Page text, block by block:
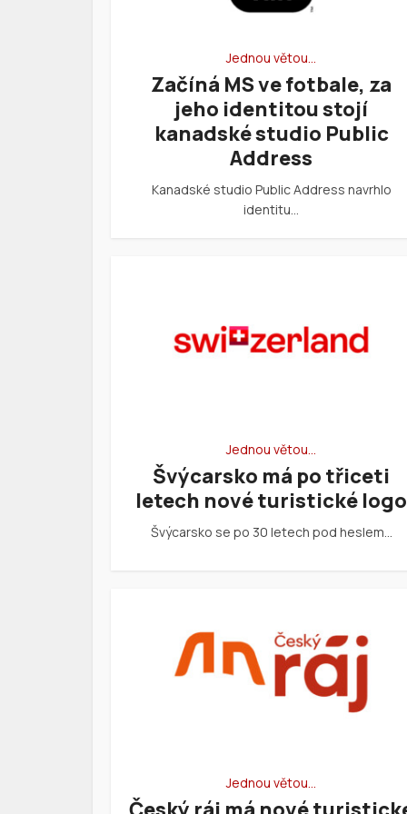
Jednou větou…
Začíná MS ve fotbale, za
jeho identitou stojí
kanadské studio Public
Address
Kanadské studio Public Address navrhlo
identitu…
Jednou větou…
Švýcarsko má po třiceti
letech nové turistické logo
Švýcarsko se po 30 letech pod heslem…
Jednou větou…